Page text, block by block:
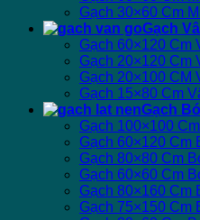
Gạch 30×60 Cm
Gạch
Gạch 60×120 Cm
Gạch 20×120 Cm
Gạch 20×100 CM
Gạch 15×80 Cm
Gạch
Gạch 100×100
Gạch 60×120 Cm
Gạch 80×80 Cm
Gạch 60×60 Cm
Gạch 80×160 Cm
Gạch 75×150 Cm